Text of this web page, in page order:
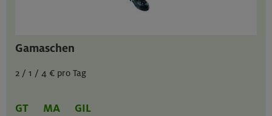
Gamaschen
2 / 1 / 4 € pro Tag
GT MA GIL